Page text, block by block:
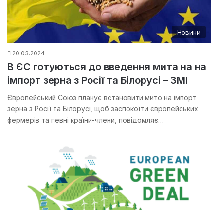
Новини
20.03.2024
В ЄС готуються до введення мита на на
імпорт зерна з Росії та Білорусі – ЗМІ
Європейський Союз планує встановити мито на імпорт
зерна з Росії та Білорусі, щоб заспокоїти європейських
фермерів та певні країни-члени, повідомляє…